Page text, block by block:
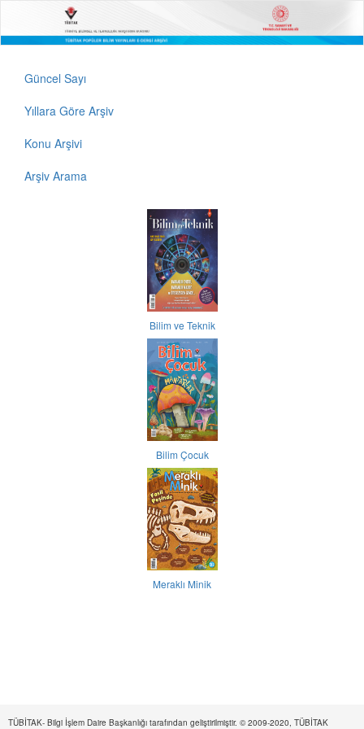
Güncel Sayı
Yıllara Göre Arşiv
Konu Arşivi
Arşiv Arama
Bilim ve Teknik
Bilim Çocuk
Meraklı Minik
TÜBİTAK- Bilgi İşlem Daire Başkanlığı tarafından geliştirilmiştir. © 2009-2020, TÜBİTAK